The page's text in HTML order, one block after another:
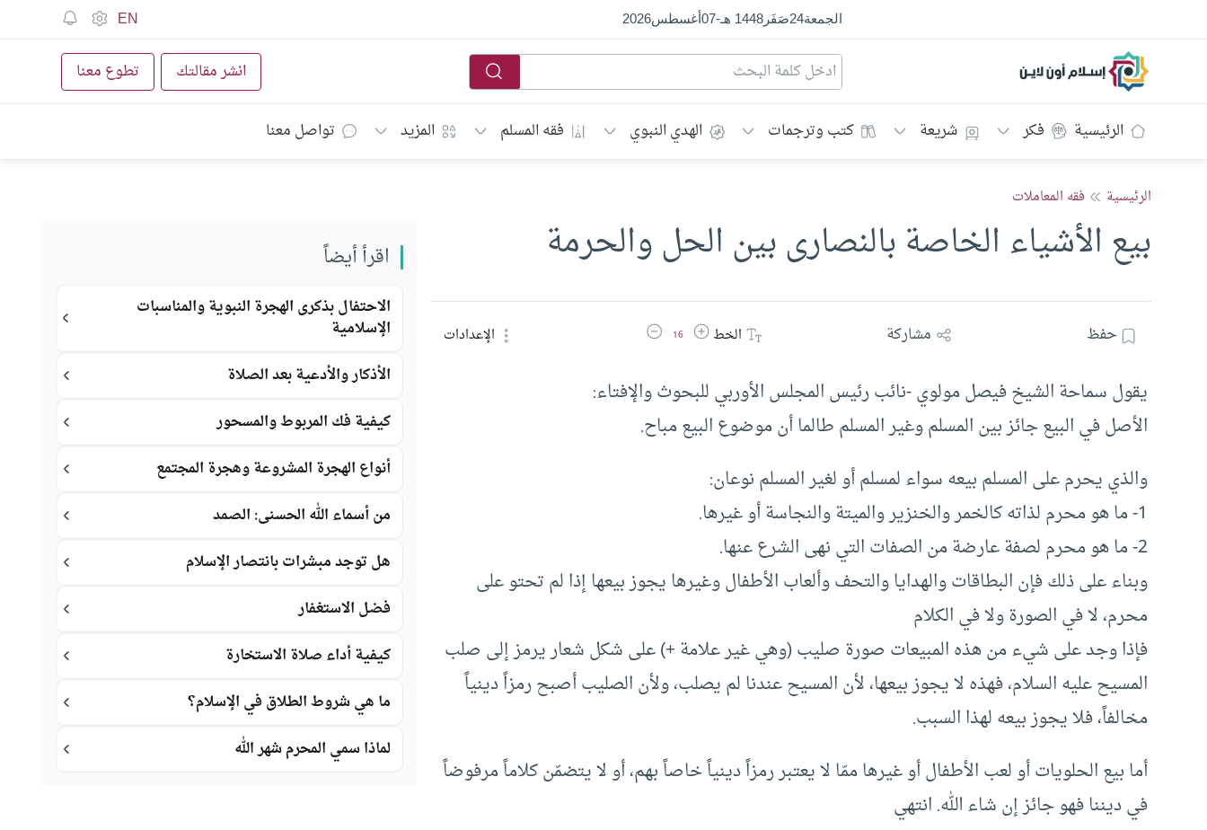
الجمعة24صَفَر1448 هـ -
07أغسطس2026
EN
إسلام أون لاين انشر مقالتك تطوع معنا
الرئيسية فكر شريعة كتب وترجمات الهدي النبوي فقه المسلم المزيد تواصل معنا
الرئيسية فقه المعاملات
بيع الأشياء الخاصة بالنصارى بين الحل والحرمة
حفظ مشاركة الخطزيادة حجم الخط
16 تقليل حجم الخط الإعدادات
يقول سماحة الشيخ فيصل مولوي -نائب رئيس المجلس الأوربي للبحوث والإفتاء:
الأصل في البيع جائز بين المسلم وغير المسلم طالما أن موضوع البيع مباح.
والذي يحرم على المسلم بيعه سواء لمسلم أو لغير المسلم نوعان:
1- ما هو محرم لذاته كالخمر والخنزير والميتة والنجاسة أو غيرها.
2- ما هو محرم لصفة عارضة من الصفات التي نهى الشرع عنها.
وبناء على ذلك فإن البطاقات والهدايا والتحف وألعاب الأطفال وغيرها يجوز بيعها إذا لم تحتو على
محرم، لا في الصورة ولا في الكلام
فإذا وجد على شيء من هذه المبيعات صورة صليب (وهي غير علامة +) على شكل شعار يرمز إلى صلب
المسيح عليه السلام، فهذه لا يجوز بيعها، لأن المسيح عندنا لم يصلب، ولأن الصليب أصبح رمزاً دينياً
مخالفاً، فلا يجوز بيعه لهذا السبب.
أما بيع الحلويات أو لعب الأطفال أو غيرها ممّا لا يعتبر رمزاً دينياً خاصاً بهم، أو لا يتضمّن كلاماً مرفوضاً
في ديننا فهو جائز إن شاء الله. انتهي
اقرأ أيضاً
الاحتفال بذكرى الهجرة النبوية والمناسبات
الإسلامية
الأذكار والأدعية بعد الصلاة
كيفية فك المربوط والمسحور
أنواع الهجرة المشروعة وهجرة المجتمع
من أسماء الله الحسنى: الصمد
هل توجد مبشرات بانتصار الإسلام
فضل الاستغفار
كيفية أداء صلاة الاستخارة
ما هي شروط الطلاق في الإسلام؟
لماذا سمي المحرم شهر الله